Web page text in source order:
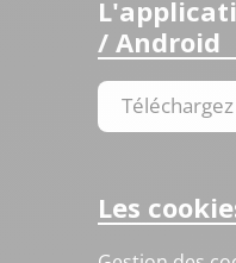
/ Android
Les